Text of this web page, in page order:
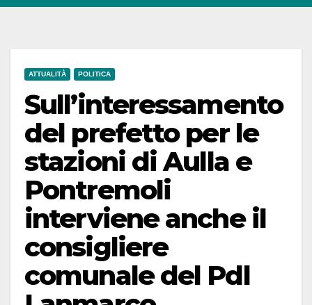
ATTUALITÀ POLITICA
Sull’interessamento
del prefetto per le
stazioni di Aulla e
Pontremoli
interviene anche il
consigliere
comunale del Pdl